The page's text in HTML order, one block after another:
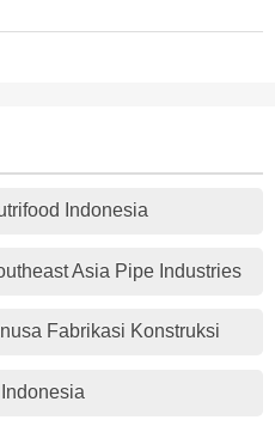
Indonesia
Asia Pipe Industries
Fabrikasi Konstruksi